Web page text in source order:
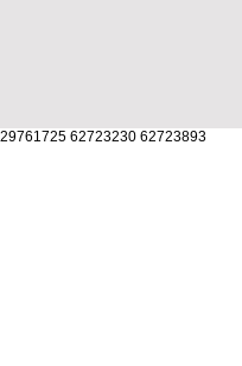
29761725 62723230 62723893